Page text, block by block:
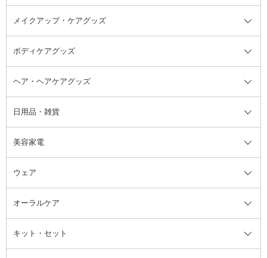
リムーバー・除光液
フレグランスミスト
その他香水・ヘアフレグランス
入浴剤・浴用料・バスソルト全て
バスソルト
メイクアップ・ケアグッズ
メイクアップ・ケアグッズ全て
コットン・綿棒
洗顔グッズ
ブラシ・チップ
ツィザー・毛抜き
カミソリ
ファンデーション・パウダーケー
ス
ボディケアグッズ
ボディケアグッズ全て
マッサージ・ボディケアグッズ
かかと・角質ケアグッズ
絆創膏
ヘア・ヘアケアグッズ
ヘア・ヘアケアグッズ全て
ヘアゴム
ヘアバンド
ヘッドマッサージブラシ
日用品・雑貨
日用品・雑貨全て
柔軟剤
ルームフレグランス・ディフュー
ザー
アロマキャンドル
美容家電
美容家電全て
ボディケア美容家電
その他美容家電
ウェア
ウェア全て
レッグウェア
オーラルケア
オーラルケア全て
キット・セット